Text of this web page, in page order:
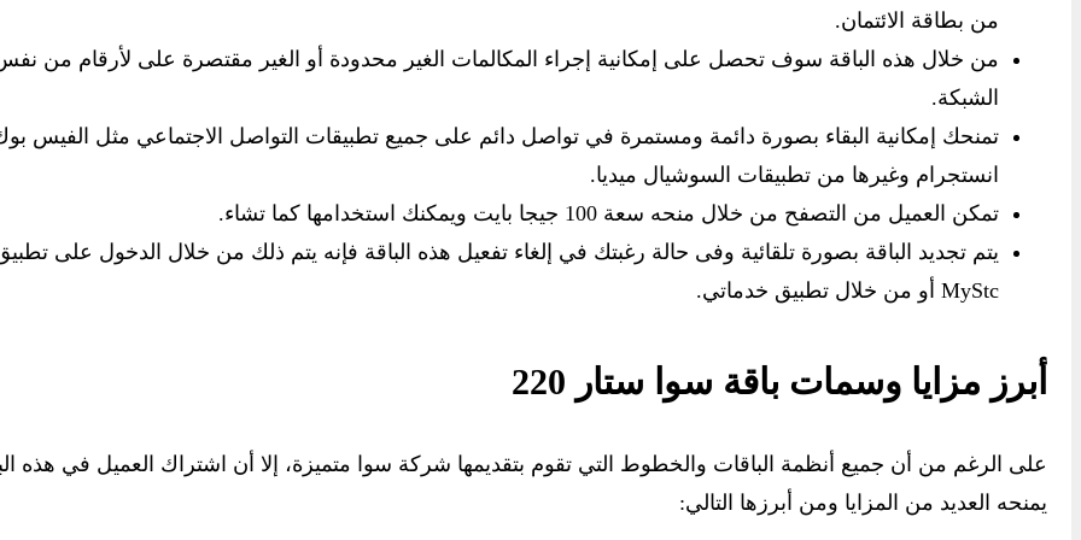
من بطاقة الائتمان.
من خلال هذه الباقة سوف تحصل على إمكانية إجراء المكالمات الغير محدودة أو الغير مقتصرة على لأرقام من
الشبكة.
تمنحك إمكانية البقاء بصورة دائمة ومستمرة في تواصل دائم على جميع تطبيقات التواصل الاجتماعي مثل الفيس
انستجرام وغيرها من تطبيقات السوشيال ميديا.
تمكن العميل من التصفح من خلال منحه سعة 100 جيجا بايت ويمكنك استخدامها كما تشاء.
يتم تجديد الباقة بصورة تلقائية وفى حالة رغبتك في إلغاء تفعيل هذه الباقة فإنه يتم ذلك من خلال الدخول على
MyStc أو من خلال تطبيق خدماتي.
أبرز مزايا وسمات باقة سوا ستار 220
على الرغم من أن جميع أنظمة الباقات والخطوط التي تقوم بتقديمها شركة سوا متميزة، إلا أن اشتراك العميل في هذه
يمنحه العديد من المزايا ومن أبرزها التالي: